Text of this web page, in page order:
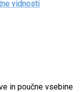
vidnosti
in poučne vsebine